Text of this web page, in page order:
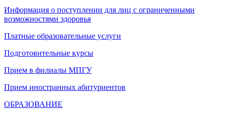
Информация о поступлении для лиц с ограниченными
возможностями здоровья
Платные образовательные услуги
Подготовительные курсы
Прием в филиалы МПГУ
Прием иностранных абитуриентов
ОБРАЗОВАНИЕ